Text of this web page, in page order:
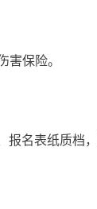
保险。
名表纸质档